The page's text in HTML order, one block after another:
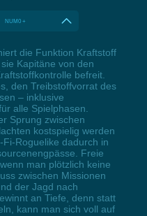
NUM0 +
die Funktion Kraftstoff
Kapitäne von den
befreit.
den Treibstoffvorrat des
– inklusive
alle Spielphasen.
Sprung zwischen
kostspielig werden
Roguelike dadurch in
Freie
man plötzlich keine
zwischen Missionen
der Jagd nach
an Tiefe, denn statt
kann man sich voll auf